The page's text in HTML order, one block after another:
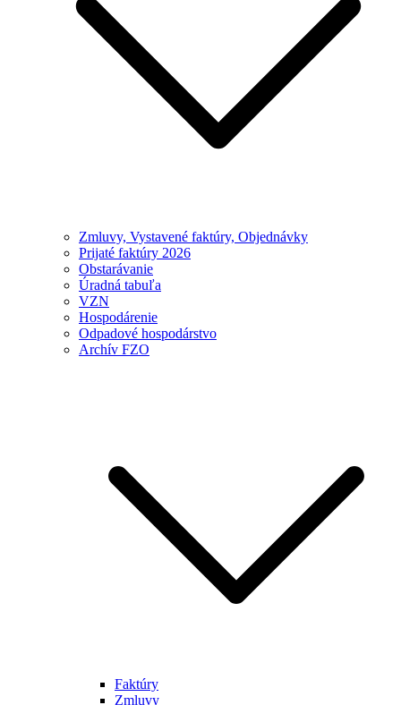
Zmluvy, Vystavené faktúry, Objednávky
Prijaté faktúry 2026
Obstarávanie
Úradná tabuľa
VZN
Hospodárenie
Odpadové hospodárstvo
Archív FZO
Faktúry
Zmluvy